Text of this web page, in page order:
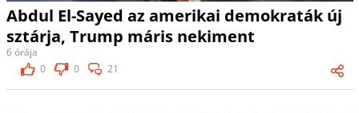
Abdul El-Sayed az amerikai demokraták új
sztárja, Trump máris nekiment
6 órája
0
0 21